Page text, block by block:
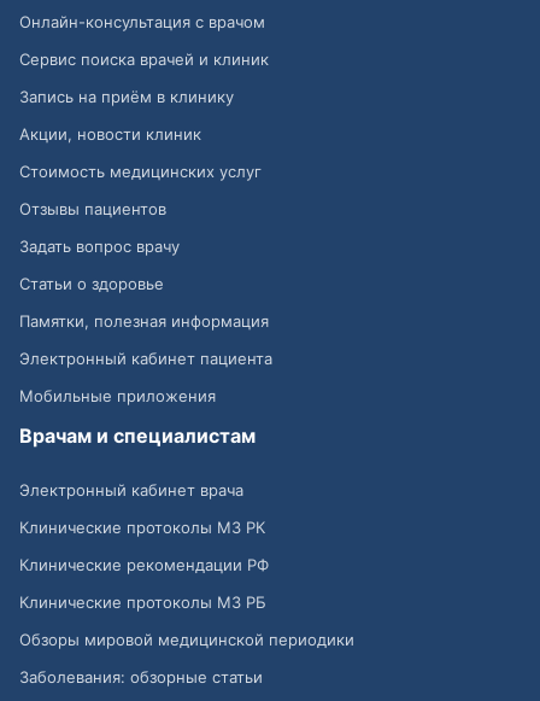
Онлайн-консультация с врачом
Сервис поиска врачей и клиник
Запись на приём в клинику
Акции, новости клиник
Стоимость медицинских услуг
Отзывы пациентов
Задать вопрос врачу
Статьи о здоровье
Памятки, полезная информация
Электронный кабинет пациента
Мобильные приложения
Врачам и специалистам
Электронный кабинет врача
Клинические протоколы МЗ РК
Клинические рекомендации РФ
Клинические протоколы МЗ РБ
Обзоры мировой медицинской периодики
Заболевания: обзорные статьи